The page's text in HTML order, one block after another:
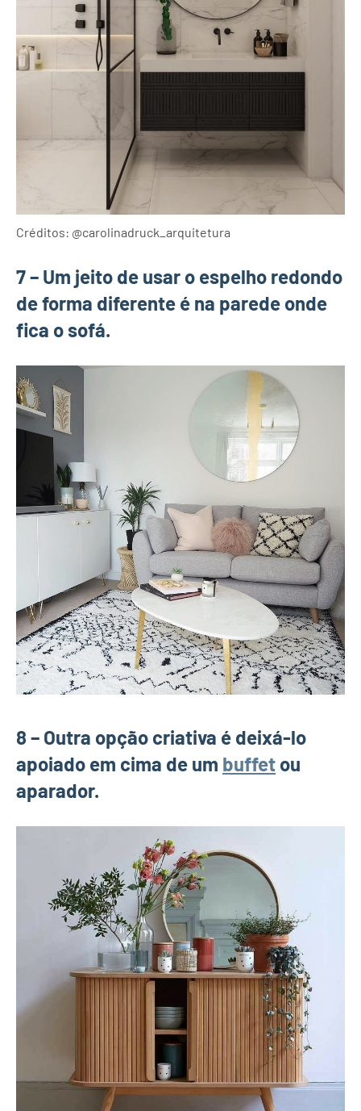
Créditos: @carolinadruck_arquitetura
7 – Um jeito de usar o espelho redondo
de forma diferente é na parede onde
fica o sofá.
8 – Outra opção criativa é deixá-lo
apoiado em cima de um buffet ou
aparador.